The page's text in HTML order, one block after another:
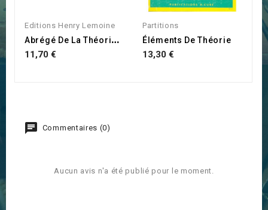
Editions Henry Lemoine
A
Brégé De La Théorie De La...
11,70 €
Partitions
Éléments De Théorie
13,30 €
Commentaires (0)
Aucun avis n'a été publié pour le moment.